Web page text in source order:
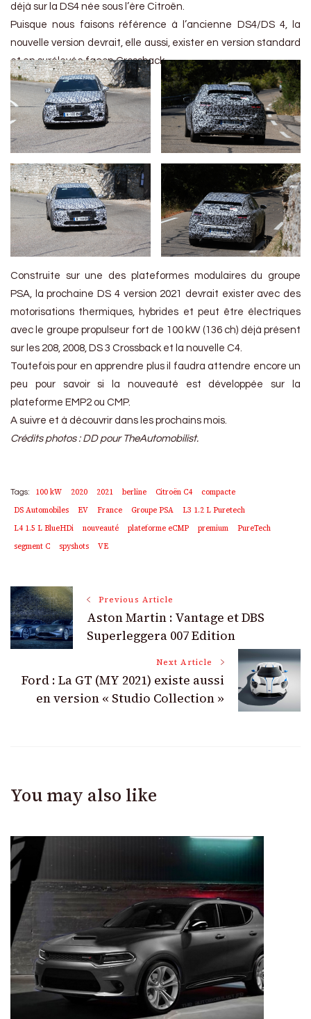
déjà sur la DS4 née sous l’ère Citroën.
Puisque nous faisons référence à l’ancienne DS4/DS 4, la
nouvelle version devrait, elle aussi, exister en version standard
et en surélevée façon Crossback.
Construite sur une des plateformes modulaires du groupe
PSA, la prochaine DS 4 version 2021 devrait exister avec des
motorisations thermiques, hybrides et peut être électriques
avec le groupe propulseur fort de 100 kW (136 ch) déjà présent
sur les 208, 2008, DS 3 Crossback et la nouvelle C4.
Toutefois pour en apprendre plus il faudra attendre encore un
peu pour savoir si la nouveauté est développée sur la
plateforme EMP2 ou CMP.
A suivre et à découvrir dans les prochains mois.
Crédits photos : DD pour TheAutomobilist.
Tags: 100 kW 2020 2021 berline Citroën C4
compacte
DS Automobiles
EV France Groupe PSA
L3 1.2 L Puretech
L4 1.5 L BlueHDi
nouveauté plateforme eCMP premium
PureTech
segment C
spyshots VE
Post
Navigation
Previous Article
Aston Martin : Vantage et DBS
Superleggera 007 Edition
Next Article
Ford : La GT (MY 2021) existe aussi
en version « Studio Collection »
You may also like